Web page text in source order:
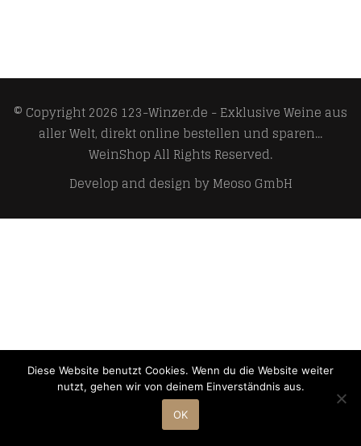
© Copyright 2026 123-Winzer.de - Exklusive Weine aus
aller Welt, direkt online bestellen und sparen...
WeinShopAll Rights Reserved.
Develop and design byMeoso GmbH
Diese Website benutzt Cookies. Wenn du die Website weiter
nutzt, gehen wir von deinem Einverständnis aus.
OK